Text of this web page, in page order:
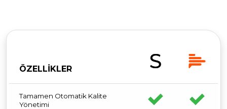
ÖZELLİKLER
Tamamen Otomatik Kalite
Yönetimi